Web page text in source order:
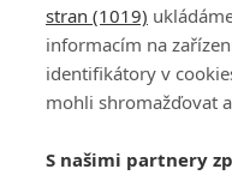
DISKUZE
Šéfredaktorkou webu je
stran (1019)
informacím na
identifikátory v
mohli shromažďovat
S našimi partnery